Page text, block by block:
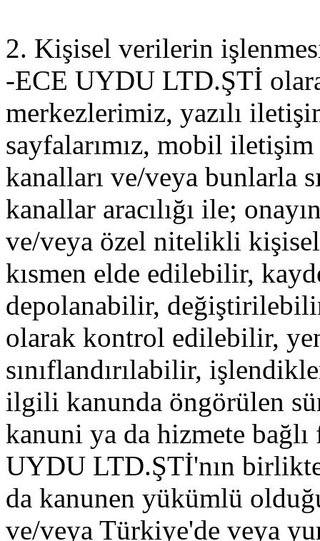
2. Kişisel verilerin
-ECE UYDU LTD.ŞTİ
merkezlerimiz, yazılı
sayfalarımız, mobil
kanalları ve/veya bunlarla
kanallar aracılığı ile;
ve/veya özel nitelikli
kısmen elde edilebilir,
depolanabilir,
olarak kontrol edilebilir,
sınıflandırılabilir,
ilgili kanunda öngörülen
kanuni ya da hizmete
UYDU LTD.ŞTİ'nın
da kanunen yükümlü
ve/veya Türkiye'de veya